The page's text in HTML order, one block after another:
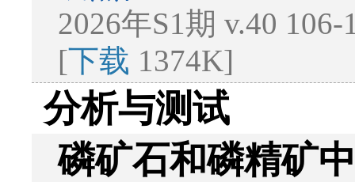
2026年S1期 v.40
[下载 1374K]
分析与测试
磷矿石和磷精矿